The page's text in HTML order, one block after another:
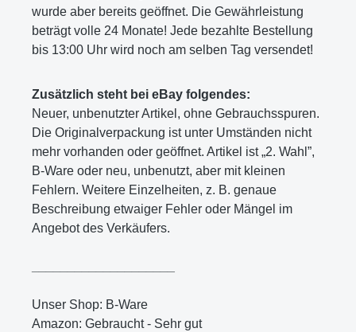
wurde aber bereits geöffnet. Die Gewährleistung
beträgt volle 24 Monate! Jede bezahlte Bestellung
bis 13:00 Uhr wird noch am selben Tag versendet!
Zusätzlich steht bei eBay folgendes:
Neuer, unbenutzter Artikel, ohne Gebrauchsspuren.
Die Originalverpackung ist unter Umständen nicht
mehr vorhanden oder geöffnet. Artikel ist „2. Wahl”,
B-Ware oder neu, unbenutzt, aber mit kleinen
Fehlern. Weitere Einzelheiten, z. B. genaue
Beschreibung etwaiger Fehler oder Mängel im
Angebot des Verkäufers.
Unser Shop: B-Ware
Amazon: Gebraucht - Sehr gut